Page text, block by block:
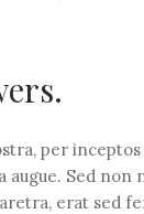
per
Sed non
erat sed